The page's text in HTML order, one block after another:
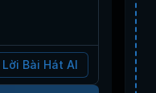
Lời Bài Hát AI